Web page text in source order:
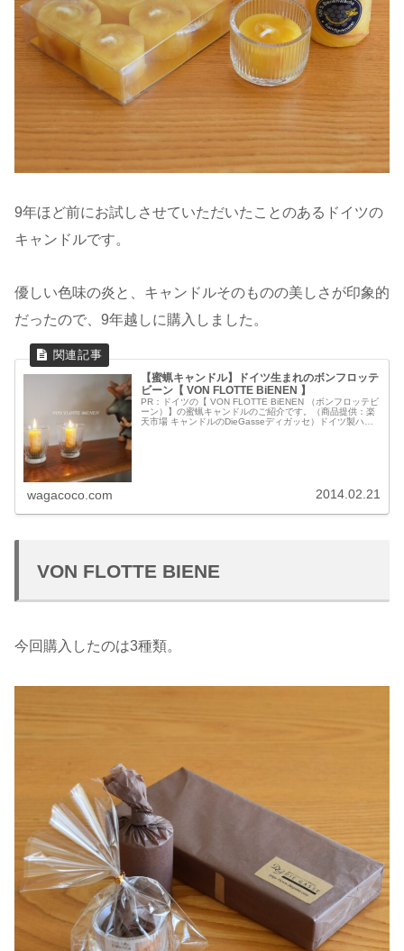
9年ほど前にお試しさせていただいたことのあるドイツの
キャンドルです。
優しい色味の炎と、キャンドルそのものの美しさが印象的
だったので、9年越しに購入しました。
【蜜蝋キャンドル】ドイツ生まれのボンフロッテ
ビーン【 VON FLOTTE BiENEN 】
PR：ドイツの【 VON FLOTTE BiENEN （ボンフロッテビ
ーン）】の蜜蝋キャンドルのご紹介です。（商品提供：楽
天市場 キャンドルのDieGasseディガッセ）ドイツ製ハニ
wagacoco.com 2014.02.21
VON FLOTTE BIENE
今回購入したのは3種類。